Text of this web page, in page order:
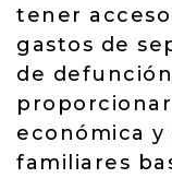
tener
gastos de
de
económica y
familiares